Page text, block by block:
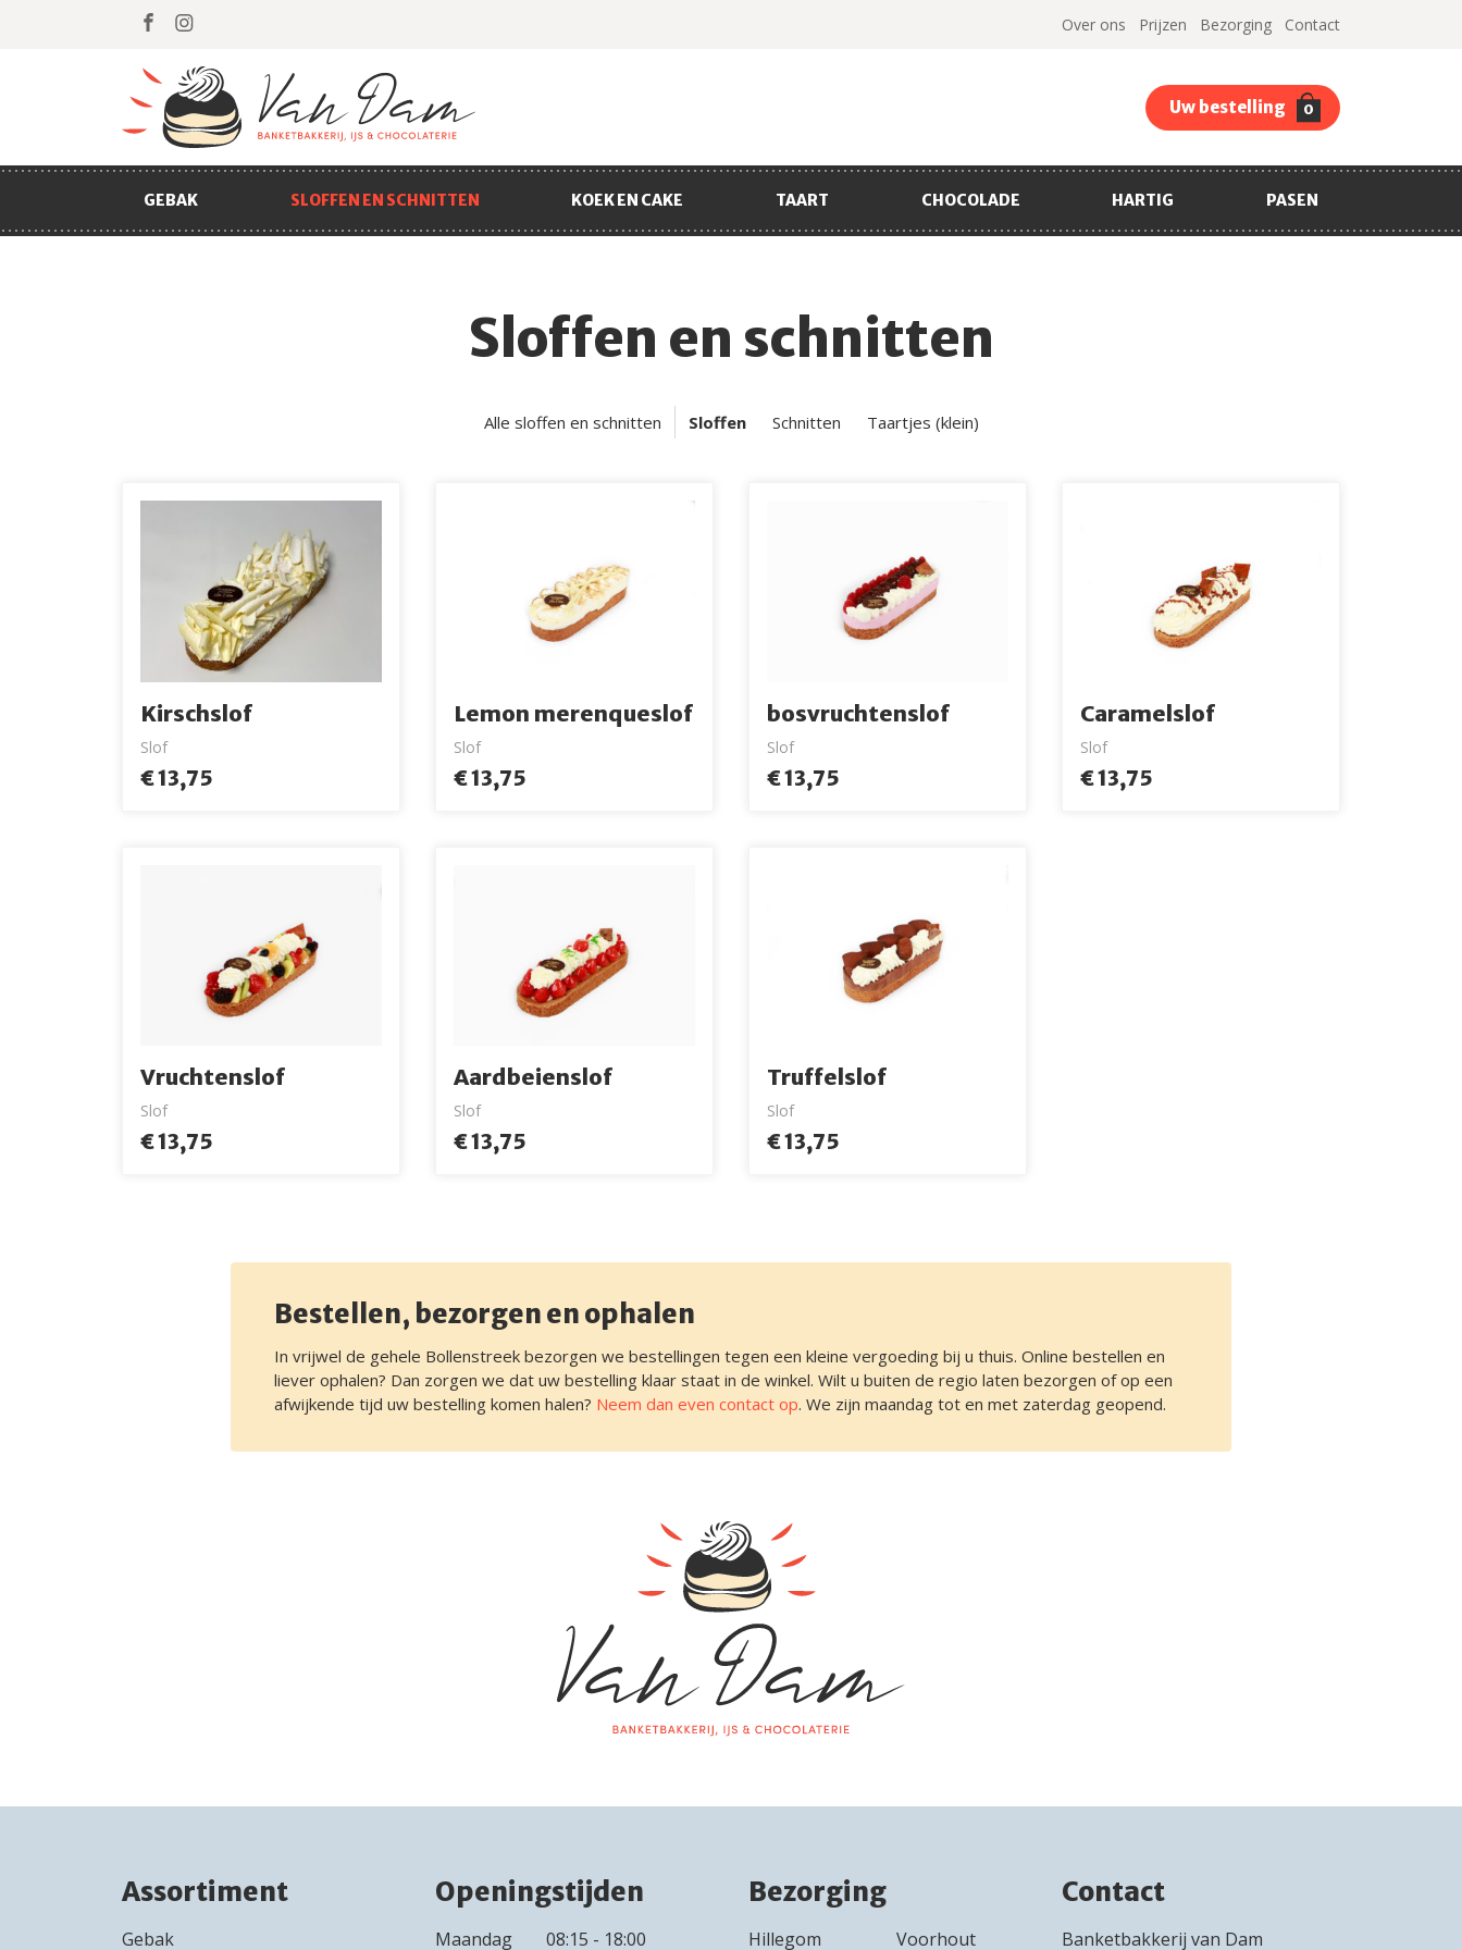
Over ons Prijzen Bezorging Contact
Uw bestelling 0
GEBAK SLOFFEN EN SCHNITTEN KOEK EN CAKE TAART CHOCOLADE HARTIG PASEN
Sloffen en schnitten
Alle sloffen en schnitten Sloffen Schnitten Taartjes (klein)
Kirschslof
Slof
€ 13,75
Lemon merenqueslof
Slof
€ 13,75
bosvruchtenslof
Slof
€ 13,75
Caramelslof
Slof
€ 13,75
Vruchtenslof
Slof
€ 13,75
Aardbeienslof
Slof
€ 13,75
Truffelslof
Slof
€ 13,75
Bestellen, bezorgen en ophalen
In vrijwel de gehele Bollenstreek bezorgen we bestellingen tegen een kleine vergoeding bij u thuis. Online bestellen en
liever ophalen? Dan zorgen we dat uw bestelling klaar staat in de winkel. Wilt u buiten de regio laten bezorgen of op een
afwijkende tijd uw bestelling komen halen? Neem dan even contact op. We zijn maandag tot en met zaterdag geopend.
Assortiment
Gebak
Openingstijden
Maandag 08:15 - 18:00
Bezorging
Hillegom Voorhout
Contact
Banketbakkerij van Dam